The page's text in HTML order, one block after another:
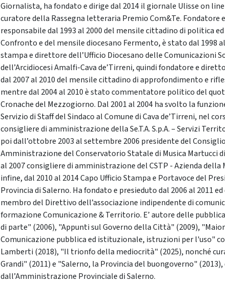
Giornalista, ha fondato e dirige dal 2014 il giornale Ulisse on line
curatore della Rassegna letteraria Premio Com&Te. Fondatore
responsabile dal 1993 al 2000 del mensile cittadino di politica
Confronto e del mensile diocesano Fermento, è stato dal 1998
stampa e direttore dell’Ufficio Diocesano delle Comunicazioni
dell’Arcidiocesi Amalfi-Cava de’Tirreni, quindi fondatore e
dal 2007 al 2010 del mensile cittadino di approfondimento e
mentre dal 2004 al 2010 è stato commentatore politico del
Cronache del Mezzogiorno. Dal 2001 al 2004 ha svolto la
Servizio di Staff del Sindaco al Comune di Cava de’Tirreni, nel
consigliere di amministrazione della Se.T.A. S.p.A. – Servizi
poi dall’ottobre 2003 al settembre 2006 presidente del
Amministrazione del Conservatorio Statale di Musica Martucci
al 2007 consigliere di amministrazione del CSTP - Azienda della
infine, dal 2010 al 2014 Capo Ufficio Stampa e Portavoce del
Provincia di Salerno. Ha fondato e presieduto dal 2006 al 2011
membro del Direttivo dell’associazione indipendente di
formazione Comunicazione & Territorio. E’ autore delle
di parte" (2006), "Appunti sul Governo della Città" (2009),
Comunicazione pubblica ed istituzionale, istruzioni per l'uso"
Lamberti (2018), "Il trionfo della mediocrità" (2025), nonché
Grandi" (2011) e "Salerno, la Provincia del buongoverno"
dall’Amministrazione Provinciale di Salerno.